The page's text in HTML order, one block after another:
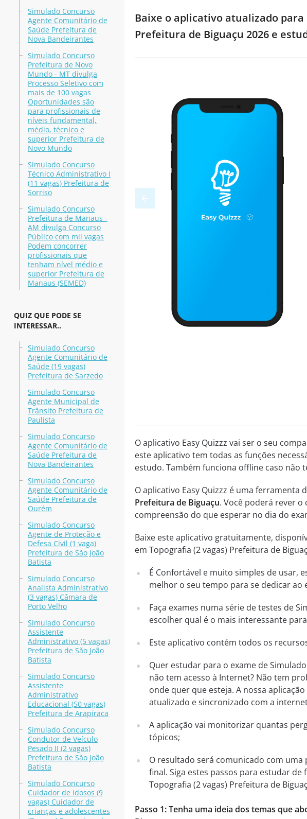
Simulado Concurso
Agente Comunitário de
Saúde Prefeitura de
Nova Bandeirantes
Simulado Concurso
Prefeitura de Novo
Mundo - MT divulga
Processo Seletivo com
mais de 100 vagas
Oportunidades são
para profissionais de
níveis fundamental,
médio, técnico e
superior Prefeitura de
Novo Mundo
Simulado Concurso
Técnico Administrativo I
(11 vagas) Prefeitura de
Sorriso
Simulado Concurso
Prefeitura de Manaus -
AM divulga Concurso
Público com mil vagas
Podem concorrer
profissionais que
tenham nível médio e
superior Prefeitura de
Manaus (SEMED)
QUIZ QUE PODE SE
INTERESSAR..
Simulado Concurso
Agente Comunitário de
Saúde (19 vagas)
Prefeitura de Sarzedo
Simulado Concurso
Agente Municipal de
Trânsito Prefeitura de
Paulista
Simulado Concurso
Agente Comunitário de
Saúde Prefeitura de
Nova Bandeirantes
Simulado Concurso
Agente Comunitário de
Saúde Prefeitura de
Ourém
Simulado Concurso
Agente de Proteção e
Defesa Civil (1 vaga)
Prefeitura de São João
Batista
Simulado Concurso
Analista Administrativo
(3 vagas) Câmara de
Porto Velho
Simulado Concurso
Assistente
Administrativo (5 vagas)
Prefeitura de São João
Batista
Simulado Concurso
Assistente
Administrativo
Educacional (50 vagas)
Prefeitura de Arapiraca
Simulado Concurso
Condutor de Veículo
Pesado II (2 vagas)
Prefeitura de São João
Batista
Simulado Concurso
Cuidador de idosos (9
vagas) Cuidador de
crianças e adolescentes
Baixe o aplicativo atualizado para
Prefeitura de Biguaçu 2026 e
O aplicativo Easy Quizzz vai ser o seu
este aplicativo tem todas as funções
estudo. Também funciona offline caso não
O aplicativo Easy Quizzz é uma ferramenta
Prefeitura de Biguaçu. Você poderá rever
compreensão do que esperar no dia do
Baixe este aplicativo gratuitamente,
em Topografia (2 vagas) Prefeitura de
É Confortável e muito simples de usar,
melhor o seu tempo para se dedicar ao
Faça exames numa série de testes de
escolher qual é o mais interessante
Este aplicativo contém todos os
Quer estudar para o exame de
não tem acesso à Internet? Não tem
onde quer que esteja. A nossa
atualizado e sincronizado com a
A aplicação vai monitorizar quantas
tópicos;
O resultado será comunicado com
final. Siga estes passos para estudar
Topografia (2 vagas) Prefeitura de
Passo 1: Tenha uma ideia dos temas que